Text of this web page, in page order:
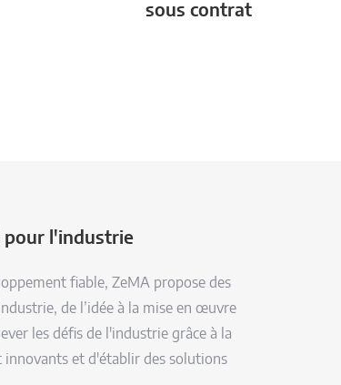
sous contrat
pour l'industrie
fiable, ZeMA propose des
de l’idée à la mise en œuvre
les défis de l'industrie grâce à la
innovants et d'établir des solutions